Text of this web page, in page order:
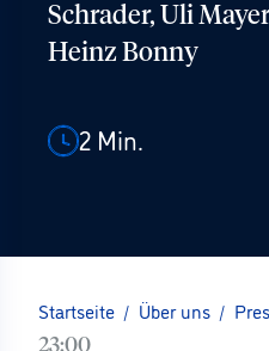
Schrader, Uli
Heinz Bonny
2 Min.
Startseite / Über uns /
23:00